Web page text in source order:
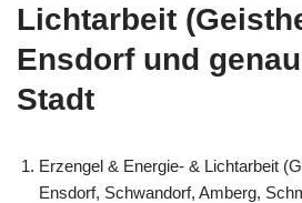
Lichtarbeit
Ensdorf und
Stadt
Erzengel & Energie- & Lichtarbeit
Ensdorf, Schwandorf, Amberg,